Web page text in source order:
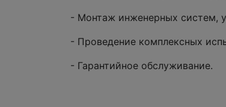
- Монтаж инженерных систем,
- Проведение комплексных
- Гарантийное обслуживание.